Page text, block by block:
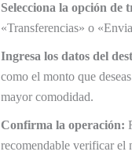
Selecciona la opción de
«Transferencias» o
Ingresa los datos del
como el monto que
mayor comodidad.
Confirma la operación:
recomendable verificar el